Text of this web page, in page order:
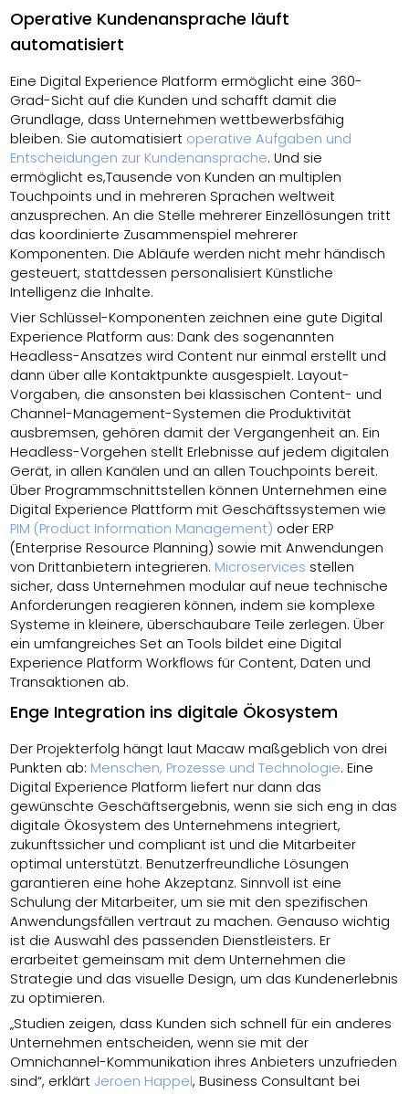
Operative Kundenansprache läuft
automatisiert
Eine Digital Experience Platform ermöglicht eine 360-
Grad-Sicht auf die Kunden und schafft damit die
Grundlage, dass Unternehmen wettbewerbsfähig
bleiben. Sie automatisiert operative Aufgaben und
Entscheidungen zur Kundenansprache. Und sie
ermöglicht es,Tausende von Kunden an multiplen
Touchpoints und in mehreren Sprachen weltweit
anzusprechen. An die Stelle mehrerer Einzellösungen tritt
das koordinierte Zusammenspiel mehrerer
Komponenten. Die Abläufe werden nicht mehr händisch
gesteuert, stattdessen personalisiert Künstliche
Intelligenz die Inhalte.
Vier Schlüssel-Komponenten zeichnen eine gute Digital
Experience Platform aus: Dank des sogenannten
Headless-Ansatzes wird Content nur einmal erstellt und
dann über alle Kontaktpunkte ausgespielt. Layout-
Vorgaben, die ansonsten bei klassischen Content- und
Channel-Management-Systemen die Produktivität
ausbremsen, gehören damit der Vergangenheit an. Ein
Headless-Vorgehen stellt Erlebnisse auf jedem digitalen
Gerät, in allen Kanälen und an allen Touchpoints bereit.
Über Programmschnittstellen können Unternehmen eine
Digital Experience Plattform mit Geschäftssystemen wie
PIM (Product Information Management) oder ERP
(Enterprise Resource Planning) sowie mit Anwendungen
von Drittanbietern integrieren. Microservices stellen
sicher, dass Unternehmen modular auf neue technische
Anforderungen reagieren können, indem sie komplexe
Systeme in kleinere, überschaubare Teile zerlegen. Über
ein umfangreiches Set an Tools bildet eine Digital
Experience Platform Workflows für Content, Daten und
Transaktionen ab.
Enge Integration ins digitale Ökosystem
Der Projekterfolg hängt laut Macaw maßgeblich von drei
Punkten ab: Menschen, Prozesse und Technologie. Eine
Digital Experience Platform liefert nur dann das
gewünschte Geschäftsergebnis, wenn sie sich eng in das
digitale Ökosystem des Unternehmens integriert,
zukunftssicher und compliant ist und die Mitarbeiter
optimal unterstützt. Benutzerfreundliche Lösungen
garantieren eine hohe Akzeptanz. Sinnvoll ist eine
Schulung der Mitarbeiter, um sie mit den spezifischen
Anwendungsfällen vertraut zu machen. Genauso wichtig
ist die Auswahl des passenden Dienstleisters. Er
erarbeitet gemeinsam mit dem Unternehmen die
Strategie und das visuelle Design, um das Kundenerlebnis
zu optimieren.
„Studien zeigen, dass Kunden sich schnell für ein anderes
Unternehmen entscheiden, wenn sie mit der
Omnichannel-Kommunikation ihres Anbieters unzufrieden
sind“, erklärt Jeroen Happel, Business Consultant bei